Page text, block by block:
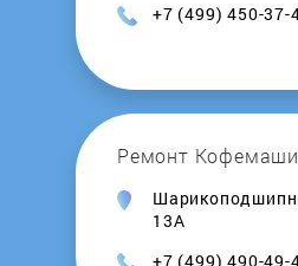
REEX
+7 (499) 450-37-
Ремонт
13А
+7 (499) 490-49-